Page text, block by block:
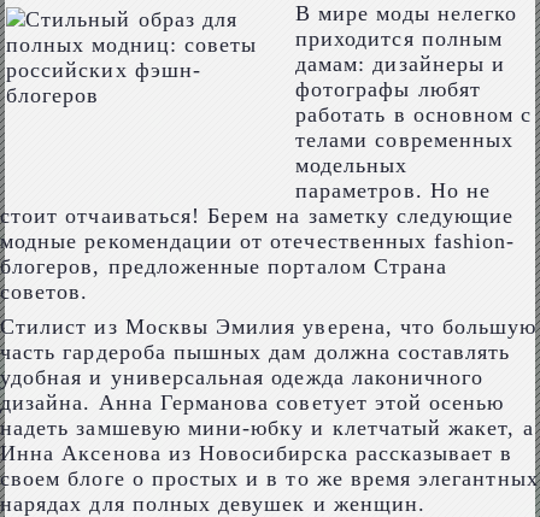
В мире моды нелегко
приходится полным
дамам: дизайнеры и
фотографы любят
работать в основном с
телами современных
модельных
параметров. Но не
стоит отчаиваться! Берем на заметку следующие
модные рекомендации от отечественных fashion-
блогеров, предложенные порталом Страна
советов.
Стилист из Москвы Эмилия уверена, что большую
часть гардероба пышных дам должна составлять
удобная и универсальная одежда лаконичного
дизайна. Анна Германова советует этой осенью
надеть замшевую мини-юбку и клетчатый жакет, а
Инна Аксенова из Новосибирска рассказывает в
своем блоге о простых и в то же время элегантных
нарядах для полных девушек и женщин.